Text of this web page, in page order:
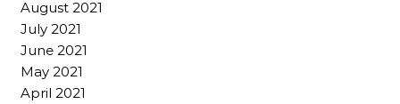
August 2021
July 2021
June 2021
May 2021
April 2021